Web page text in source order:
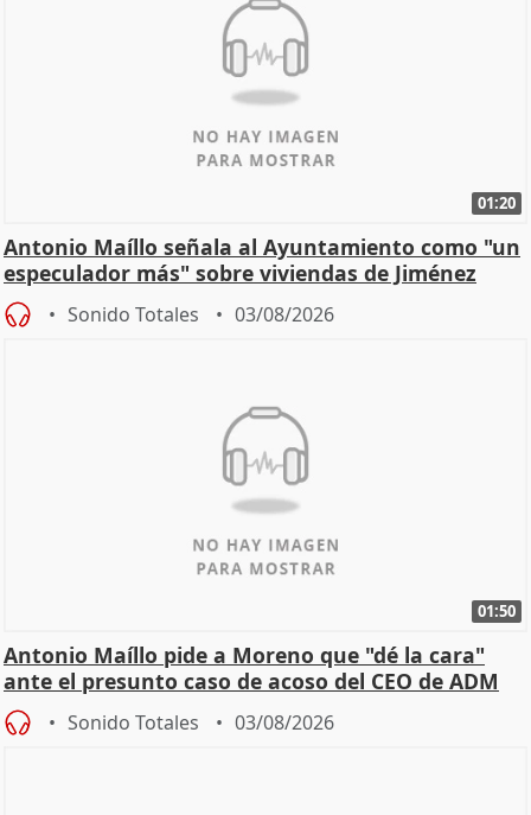
01:20
Antonio Maíllo señala al Ayuntamiento como "un
especulador más" sobre viviendas de Jiménez
Becerril
Sonido Totales 03/08/2026
01:50
Antonio Maíllo pide a Moreno que "dé la cara"
ante el presunto caso de acoso del CEO de ADM
Sonido Totales 03/08/2026